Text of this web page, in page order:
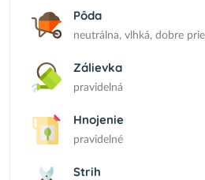
Pôda
neutrálna, vlhká, dobre
Zálievka
pravidelná
Hnojenie
pravidelné
Strih